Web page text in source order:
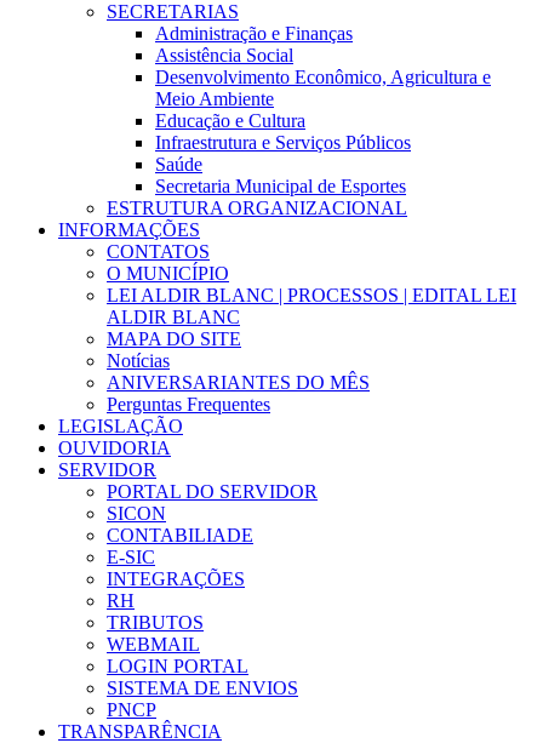
SECRETARIAS
Administração e Finanças
Assistência Social
Desenvolvimento Econômico, Agricultura e
Meio Ambiente
Educação e Cultura
Infraestrutura e Serviços Públicos
Saúde
Secretaria Municipal de Esportes
ESTRUTURA ORGANIZACIONAL
INFORMAÇÕES
CONTATOS
O MUNICÍPIO
LEI ALDIR BLANC | PROCESSOS | EDITAL LEI
ALDIR BLANC
MAPA DO SITE
Notícias
ANIVERSARIANTES DO MÊS
Perguntas Frequentes
LEGISLAÇÃO
OUVIDORIA
SERVIDOR
PORTAL DO SERVIDOR
SICON
CONTABILIADE
E-SIC
INTEGRAÇÕES
RH
TRIBUTOS
WEBMAIL
LOGIN PORTAL
SISTEMA DE ENVIOS
PNCP
TRANSPARÊNCIA